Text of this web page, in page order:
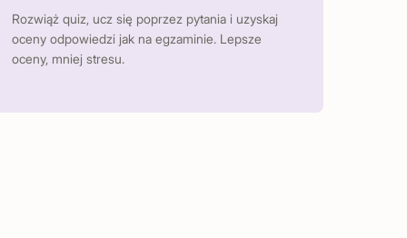
Rozwiąż quiz, ucz się poprzez pytania i uzyskaj
oceny odpowiedzi jak na egzaminie. Lepsze
oceny, mniej stresu.